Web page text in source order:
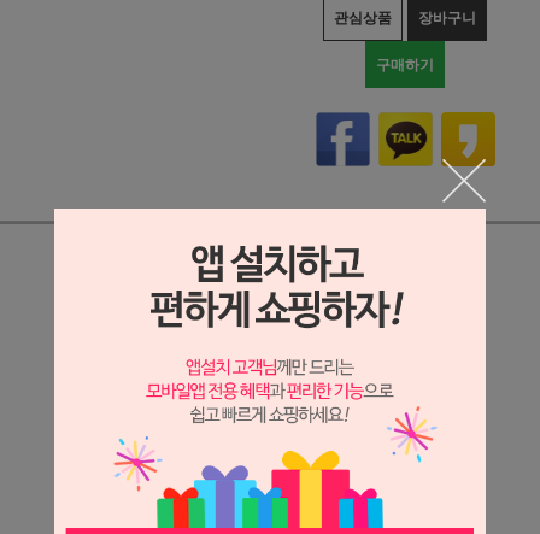
관심상품 장바구니
구매하기
상세정보 새창 열기
상세 정보를 확대해 보실 수 있습니다.